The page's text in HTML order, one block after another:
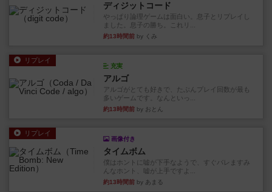
ディジットコード
やっぱり論理ゲームは面白い。息子とリプレイし
ました。息子の勝ち。これリ...
約13時間前 by くみ
リプレイ
充実
アルゴ
アルゴがとても好きで、たぶんプレイ回数が最も
多いゲームです。なんといっ...
約13時間前 by おとん
リプレイ
画像付き
タイムボム
僕はホントに嘘が下手なようで、すぐバレますみ
んなホント、嘘が上手ですよ...
約13時間前 by あまる